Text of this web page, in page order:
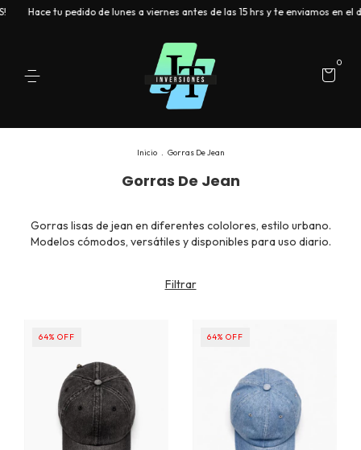
Hace tu pedido de lunes a viernes antes de las 15 hrs y te enviamos en el
0
Inicio . Gorras De Jean
Gorras De Jean
Gorras lisas de jean en diferentes cololores, estilo urbano.
Modelos cómodos, versátiles y disponibles para uso diario.
Filtrar
64% OFF 64% OFF